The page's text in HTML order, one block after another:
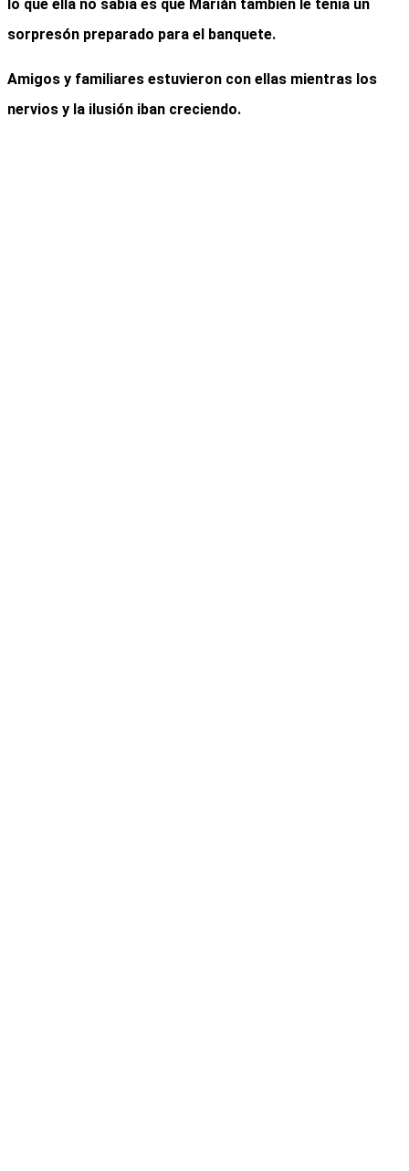
lo que ella no sabía es que Marián también le tenía un
sorpresón preparado para el banquete.
Amigos y familiares estuvieron con ellas mientras los
nervios y la ilusión iban creciendo.